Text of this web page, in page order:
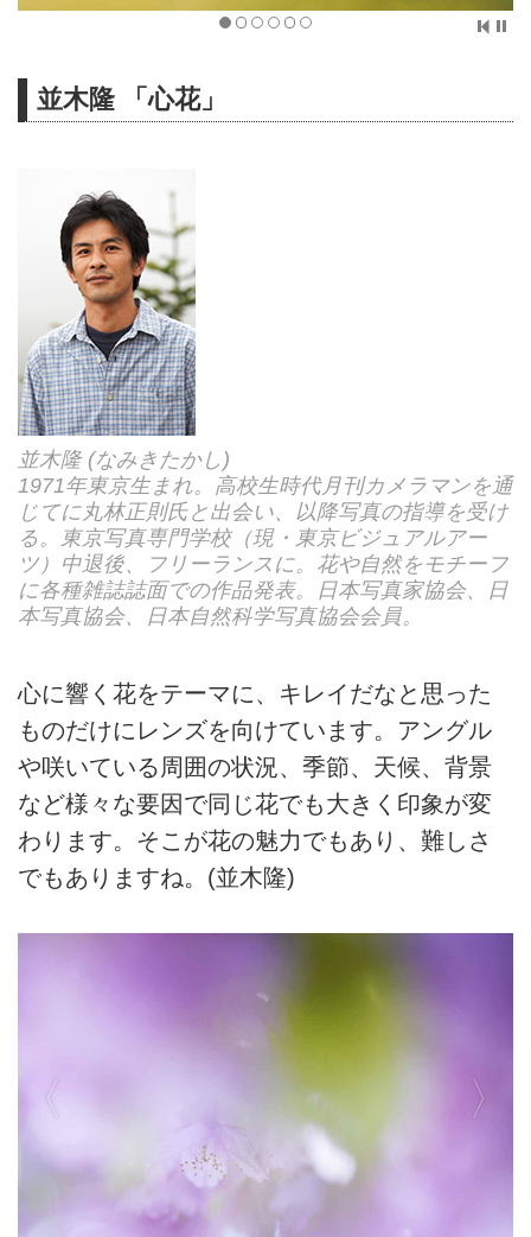
並木隆 「心花」
並木隆 (なみきたかし)
1971年東京生まれ。高校生時代月刊カメラマンを通
じてに丸林正則氏と出会い、以降写真の指導を受け
る。東京写真専門学校（現・東京ビジュアルアー
ツ）中退後、フリーランスに。花や自然をモチーフ
に各種雑誌誌面での作品発表。日本写真家協会、日
本写真協会、日本自然科学写真協会会員。
心に響く花をテーマに、キレイだなと思った
ものだけにレンズを向けています。アングル
や咲いている周囲の状況、季節、天候、背景
など様々な要因で同じ花でも大きく印象が変
わります。そこが花の魅力でもあり、難しさ
でもありますね。(並木隆)